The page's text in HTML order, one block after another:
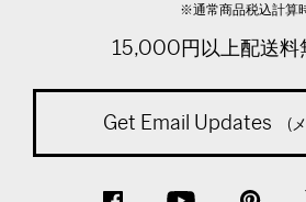
※通常商品税込計算
15,000円以上配送料
Get Email Updates (メ